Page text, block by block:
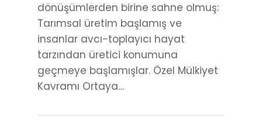
dönüşümlerden birine sahne olmuş:
Tarımsal üretim başlamış ve
insanlar avcı-toplayıcı hayat
tarzından üretici konumuna
geçmeye başlamışlar. Özel Mülkiyet
Kavramı Ortaya…